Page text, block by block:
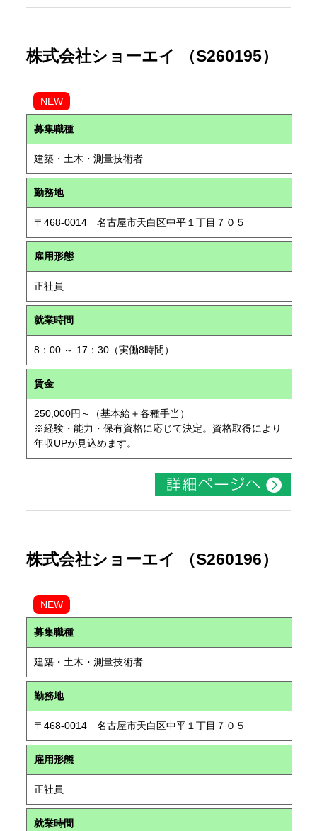
株式会社ショーエイ （S260195）
NEW
募集職種
建築・土木・測量技術者
勤務地
〒468-0014 名古屋市天白区中平１丁目７０５
雇用形態
正社員
就業時間
8：00 ～ 17：30（実働8時間）
賃金
250,000円～（基本給＋各種手当）
※経験・能力・保有資格に応じて決定。資格取得により
年収UPが見込めます。
株式会社ショーエイ （S260196）
NEW
募集職種
建築・土木・測量技術者
勤務地
〒468-0014 名古屋市天白区中平１丁目７０５
雇用形態
正社員
就業時間